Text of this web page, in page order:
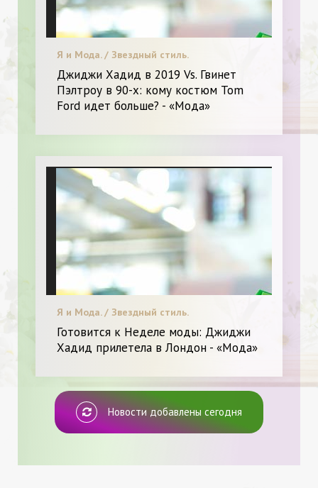
Я и Мода. / Звездный стиль.
Джиджи Хадид в 2019 Vs. Гвинет
Пэлтроу в 90-х: кому костюм Tom
Ford идет больше? - «Мода»
Я и Мода. / Звездный стиль.
Готовится к Неделе моды: Джиджи
Хадид прилетела в Лондон - «Мода»
Новости добавлены сегодня